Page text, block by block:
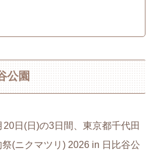
公園
日(日)の3日間、東京都千代田
(ニクマツリ) 2026 in 日比谷公